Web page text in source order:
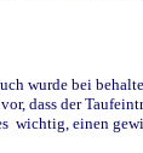
wurde bei
dass der
wichtig, einen